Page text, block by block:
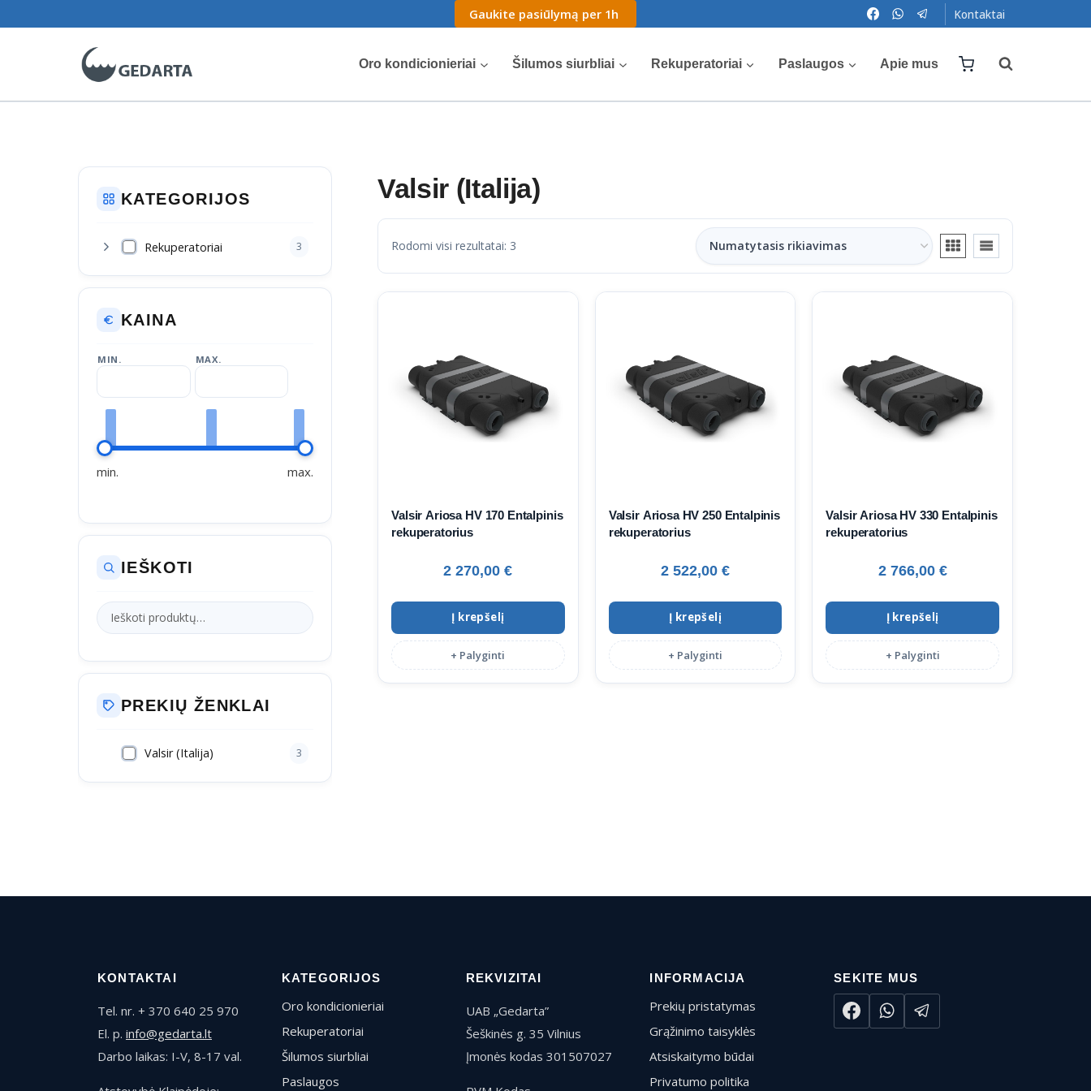
Gaukite pasiūlymą per 1h Kontaktai
Oro kondicionieriai Šilumos siurbliai Rekuperatoriai Paslaugos Apie mus
Valsir (Italija)
Rodomi visi rezultatai: 3
Valsir Ariosa HV 170 Entalpinis
rekuperatorius
2 270,00€
Į krepšelį
+ Palyginti
Valsir Ariosa HV 250 Entalpinis
rekuperatorius
2 522,00€
Į krepšelį
+ Palyginti
Valsir Ariosa HV 330 Entalpinis
rekuperatorius
2 766,00 €
Į krepšelį
+ Palyginti
KATEGORIJOS
Rekuperatoriai 3
KAINA
MIN. MAX.
min. max.
IEŠKOTI
PREKIŲ ŽENKLAI
Valsir (Italija) 3
KONTAKTAI
Tel. nr. + 370 640 25 970
El. p. info@gedarta.lt
Darbo laikas: I-V, 8-17 val.
KATEGORIJOS
Oro kondicionieriai
Rekuperatoriai
Šilumos siurbliai
Paslaugos
REKVIZITAI
UAB „Gedarta”
Šeškinės g. 35 Vilnius
Įmonės kodas 301507027
INFORMACIJA
Prekių pristatymas
Grąžinimo taisyklės
Atsiskaitymo būdai
Privatumo politika
SEKITE MUS